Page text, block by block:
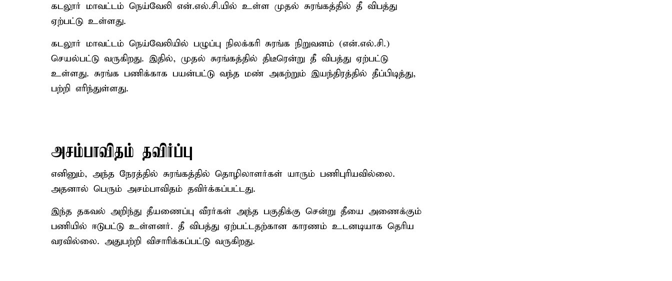
கடலூர் மாவட்டம் நெய்வேலி என்.எல்.சி.யில் உள்ள முதல் சுரங்கத்தில் தீ விபத்து
ஏற்பட்டு உள்ளது.
கடலூர் மாவட்டம் நெய்வேலியில் பழுப்பு நிலக்கரி சுரங்க நிறுவனம் (என்.எல்.சி.)
செயல்பட்டு வருகிறது. இதில், முதல் சுரங்கத்தில் திடீரென்று தீ விபத்து ஏற்பட்டு
உள்ளது. சுரங்க பணிக்காக பயன்பட்டு வந்த மண் அகற்றும் இயந்திரத்தில் தீப்பிடித்து,
பற்றி எரிந்துள்ளது.
அசம்பாவிதம் தவிர்ப்பு
எனினும், அந்த நேரத்தில் சுரங்கத்தில் தொழிலாளர்கள் யாரும் பணிபுரியவில்லை.
அதனால் பெரும் அசம்பாவிதம் தவிர்க்கப்பட்டது.
இந்த தகவல் அறிந்து தீயணைப்பு வீரர்கள் அந்த பகுதிக்கு சென்று தீயை அணைக்கும்
பணியில் ஈடுபட்டு உள்ளனர். தீ விபத்து ஏற்பட்டதற்கான காரணம் உடனடியாக தெரிய
வரவில்லை. அதுபற்றி விசாரிக்கப்பட்டு வருகிறது.